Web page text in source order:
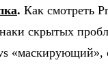
. Как смотреть
скрытых
«маскирующий»,